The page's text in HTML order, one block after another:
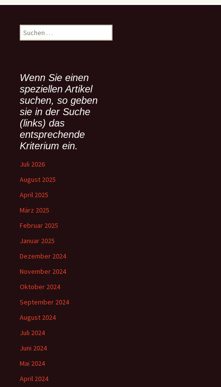
u
n
n
a
c
h
:
Wenn Sie einen
speziellen Artikel
suchen, so geben
sie in der Suche
(links) das
entsprechende
Kriterium ein.
Juli 2026
August 2025
April 2025
März 2025
Februar 2025
Januar 2025
Dezember 2024
November 2024
Oktober 2024
September 2024
August 2024
Juli 2024
Juni 2024
Mai 2024
April 2024